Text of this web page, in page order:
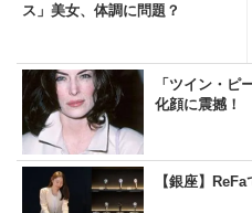
ス」美女、体調に問題？
「ツイン・ピ
化顔に震撼！
【銀座】